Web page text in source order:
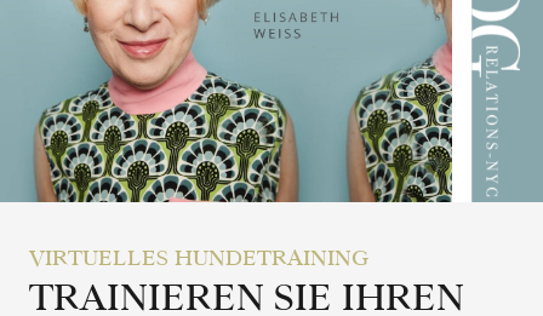
VIRTUELLES HUNDETRAINING
TRAINIEREN SIE IHREN